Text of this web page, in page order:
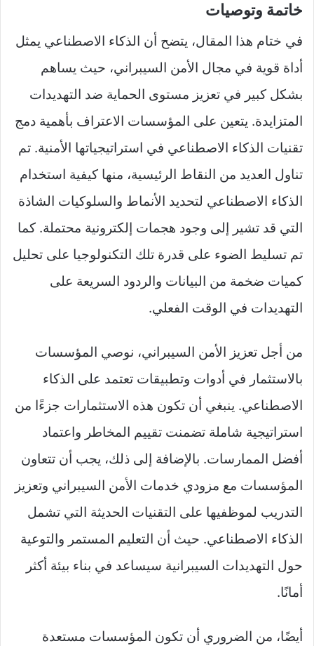
خاتمة وتوصيات
في ختام هذا المقال، يتضح أن الذكاء الاصطناعي يمثل
أداة قوية في مجال الأمن السيبراني، حيث يساهم
بشكل كبير في تعزيز مستوى الحماية ضد التهديدات
المتزايدة. يتعين على المؤسسات الاعتراف بأهمية دمج
تقنيات الذكاء الاصطناعي في استراتيجياتها الأمنية. تم
تناول العديد من النقاط الرئيسية، منها كيفية استخدام
الذكاء الاصطناعي لتحديد الأنماط والسلوكيات الشاذة
التي قد تشير إلى وجود هجمات إلكترونية محتملة. كما
تم تسليط الضوء على قدرة تلك التكنولوجيا على تحليل
كميات ضخمة من البيانات والردود السريعة على
التهديدات في الوقت الفعلي.
من أجل تعزيز الأمن السيبراني، نوصي المؤسسات
بالاستثمار في أدوات وتطبيقات تعتمد على الذكاء
الاصطناعي. ينبغي أن تكون هذه الاستثمارات جزءًا من
استراتيجية شاملة تضمنت تقييم المخاطر واعتماد
أفضل الممارسات. بالإضافة إلى ذلك، يجب أن تتعاون
المؤسسات مع مزودي خدمات الأمن السيبراني وتعزيز
التدريب لموظفيها على التقنيات الحديثة التي تشمل
الذكاء الاصطناعي. حيث أن التعليم المستمر والتوعية
حول التهديدات السيبرانية سيساعد في بناء بيئة أكثر
أمانًا.
أيضًا، من الضروري أن تكون المؤسسات مستعدة